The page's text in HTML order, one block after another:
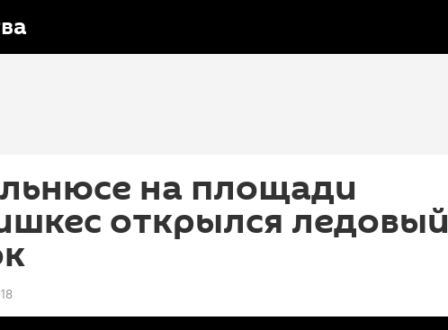
на площади
открылся ледовый